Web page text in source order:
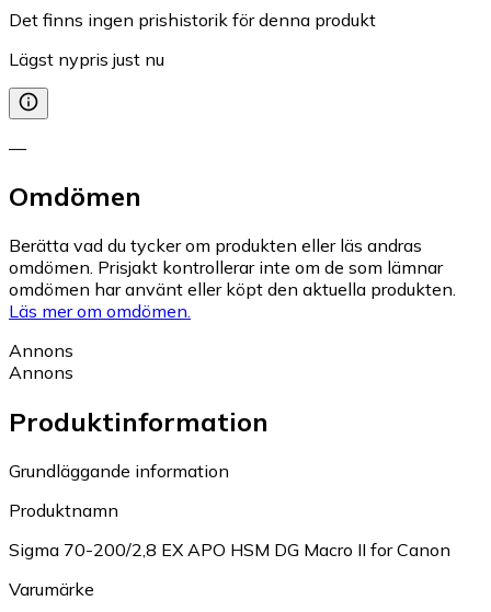
Det finns ingen prishistorik för denna produkt
Lägst nypris just nu
—
Omdömen
Berätta vad du tycker om produkten eller läs andras
omdömen. Prisjakt kontrollerar inte om de som lämnar
omdömen har använt eller köpt den aktuella produkten.
Läs mer om omdömen.
Annons
Annons
Produktinformation
Grundläggande information
Produktnamn
Sigma 70-200/2,8 EX APO HSM DG Macro II for Canon
Varumärke